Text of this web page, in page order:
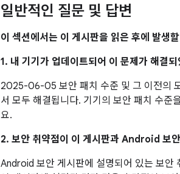
일반적인 질문 및 답변
이 섹션에서는 이 게시판을 읽은 후에 발생
1. 내 기기가 업데이트되어 이 문제가 해결
2025-06-05 보안 패치 수준 및 그 이전의
서 모두 해결됩니다. 기기의 보안 패치 수준
요.
2. 보안 취약점이 이 게시판과 Android 보
Android 보안 게시판에 설명되어 있는 보안